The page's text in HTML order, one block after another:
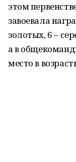
этом
завоевала
золотых, 6 –
а в
место в